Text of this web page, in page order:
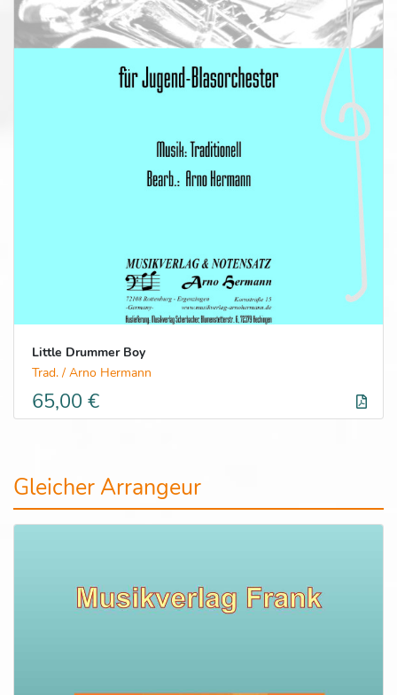
Little Drummer Boy
Trad. / Arno Hermann
65,00 €
Gleicher Arrangeur